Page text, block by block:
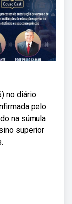
no diário
pelo
na súmula
superior